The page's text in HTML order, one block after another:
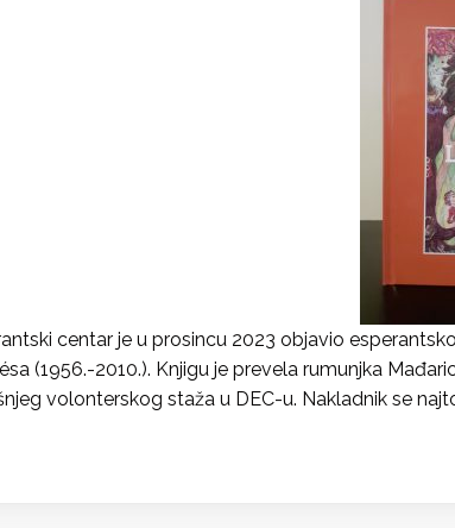
centar je u prosincu 2023 objavio
(1956.-2010.). Knjigu je prevela rumunjka
volonterskog staža u DEC-u. Nakladnik se